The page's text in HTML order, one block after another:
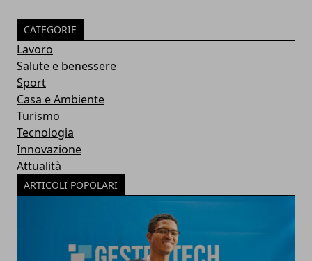
CATEGORIE
Lavoro
Salute e benessere
Sport
Casa e Ambiente
Turismo
Tecnologia
Innovazione
Attualità
ARTICOLI POPOLARI